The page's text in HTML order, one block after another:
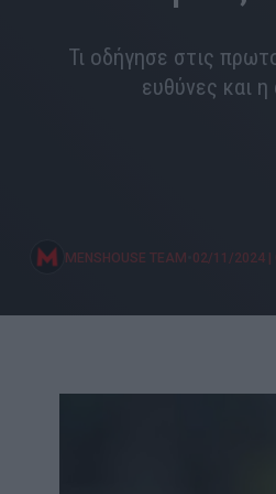
Τι οδήγησε στις
ευθύνες και
MENSHOUSE TEAM 02/11/2024 |